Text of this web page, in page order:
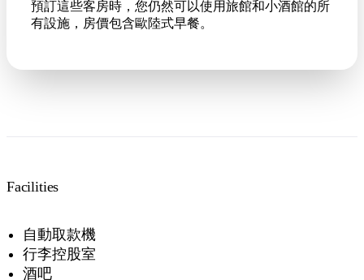
預訂這些客房時，您仍然可以使用旅館和小酒館的所
有設施，房價包含歐陸式早餐。
Facilities
自動取款機
行李控股室
酒吧